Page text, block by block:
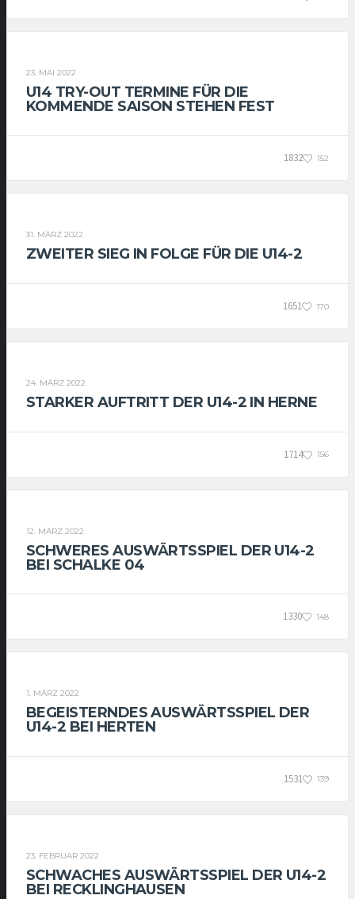
23. MAI 2022
U14 TRY-OUT TERMINE FÜR DIE
KOMMENDE SAISON STEHEN FEST
1832 152
31. MÄRZ 2022
ZWEITER SIEG IN FOLGE FÜR DIE U14-2
1651 170
24. MÄRZ 2022
STARKER AUFTRITT DER U14-2 IN HERNE
1714 156
12. MÄRZ 2022
SCHWERES AUSWÄRTSSPIEL DER U14-2
BEI SCHALKE 04
1330 148
1. MÄRZ 2022
BEGEISTERNDES AUSWÄRTSSPIEL DER
U14-2 BEI HERTEN
1531 139
23. FEBRUAR 2022
SCHWACHES AUSWÄRTSSPIEL DER U14-2
BEI RECKLINGHAUSEN